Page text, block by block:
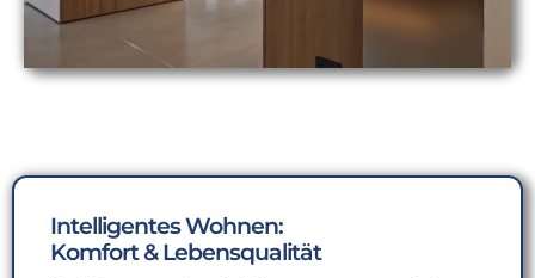
Intelligentes Wohnen:
Komfort & Lebensqualität